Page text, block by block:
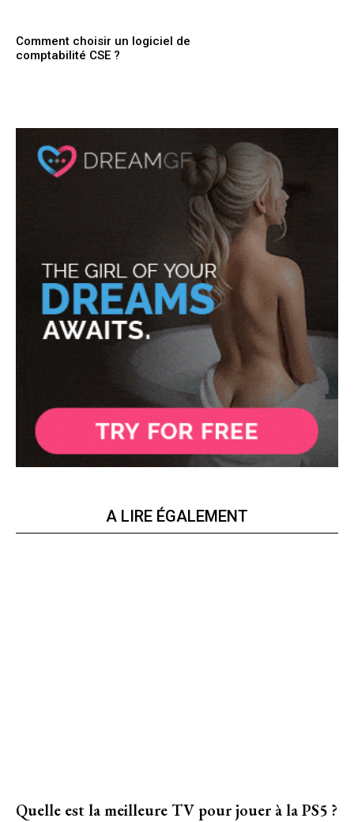
Comment choisir un logiciel de
comptabilité CSE ?
A LIRE ÉGALEMENT
Quelle est la meilleure TV pour jouer à la PS5 ?